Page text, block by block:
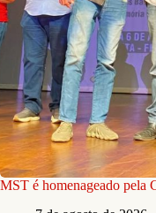
MST é homenageado pela